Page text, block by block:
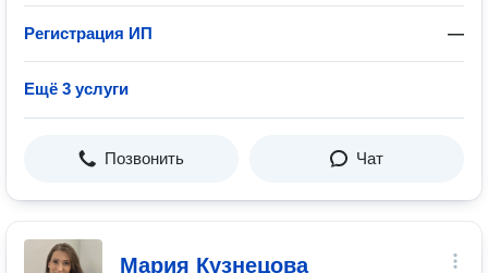
Регистрация ИП —
Ещё 3 услуги
Позвонить Чат
Мария Кузнецова